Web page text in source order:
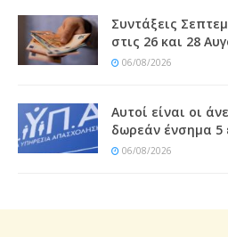
Συντάξεις
στις 26 και 28
06/08/2026
Αυτοί είναι οι
δωρεάν ένσημα 5
06/08/2026